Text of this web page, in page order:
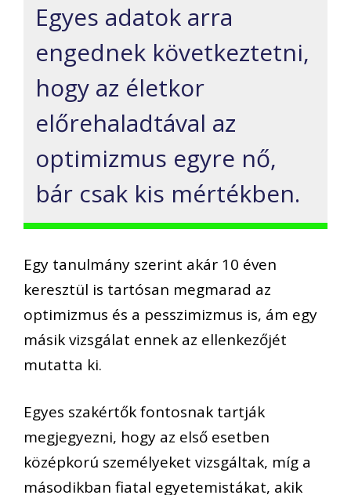
Egyes adatok arra
engednek következtetni,
hogy az életkor
előrehaladtával az
optimizmus egyre nő,
bár csak kis mértékben.
Egy tanulmány szerint akár 10 éven
keresztül is tartósan megmarad az
optimizmus és a pesszimizmus is, ám egy
másik vizsgálat ennek az ellenkezőjét
mutatta ki.
Egyes szakértők fontosnak tartják
megjegyezni, hogy az első esetben
középkorú személyeket vizsgáltak, míg a
másodikban fiatal egyetemistákat, akik